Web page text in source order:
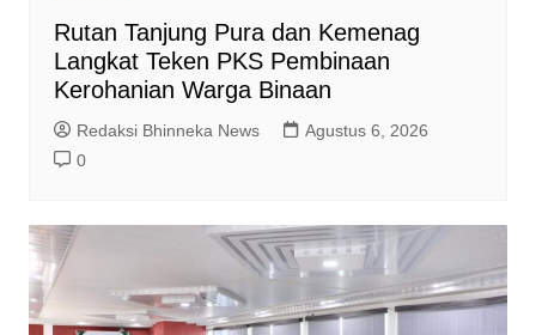
Rutan Tanjung Pura dan Kemenag
Langkat Teken PKS Pembinaan
Kerohanian Warga Binaan
Redaksi Bhinneka News
Agustus 6, 2026
0